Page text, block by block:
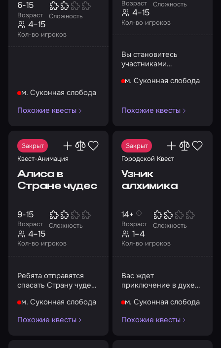
Возраст
6-15
Сложность
Кол-во игроков
4–15
м. Суконная слобода
Похожие квесты
Возраст Сложность
Кол-во игроков
4–15
Вы становитесь
участниками
игры
м. Суконная слобода
Похожие квесты
Закрыт
Квест-Анимация
Алиса в
Стране чудес
Возраст
9-15
Сложность
Кол-во игроков
4–15
Ребята отправятся
спасать Страну чудес
Шляпника...
м. Суконная слобода
Похожие квесты
Закрыт
Городской Квест
Узник
алхимика
Возраст
14+
Сложность
Кол-во игроков
1–4
Вас ждет
приключение в духе
м. Суконная слобода
Похожие квесты